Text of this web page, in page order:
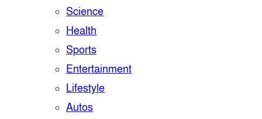
Science
Health
Sports
Entertainment
Lifestyle
Autos